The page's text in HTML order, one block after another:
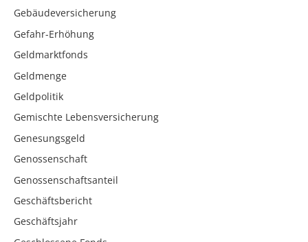
Gebäudeversicherung
Gefahr-Erhöhung
Geldmarktfonds
Geldmenge
Geldpolitik
Gemischte Lebensversicherung
Genesungsgeld
Genossenschaft
Genossenschaftsanteil
Geschäftsbericht
Geschäftsjahr